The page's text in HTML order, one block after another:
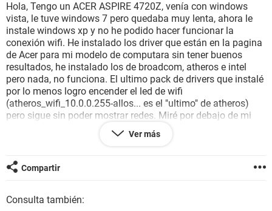
Hola, Tengo un ACER ASPIRE 4720Z, venía con windows
vista, le tuve windows 7 pero quedaba muy lenta, ahora le
instale windows xp y no he podido hacer funcionar la
conexión wifi. He instalado los driver que están en la pagina
de Acer para mi modelo de computara sin tener buenos
resultados, he instalado los de broadcom, atheros e intel
pero nada, no funciona. El ultimo pack de drivers que instalé
por lo menos logro encender el led de wifi
(atheros_wifi_10.0.0.255-allos... es el "ultimo" de atheros)
pero sigue sin poder mostrar redes. Miré por debajo de mi
computadora y dice que mi dispositivo es: Atheros
AR5BXB63, también descargué unos drivers para dicho
http://www.subirimagenes.com/otros-centroderedes-
8948046.html
De antemano gracias.
Ver más
Compartir
Consulta también: